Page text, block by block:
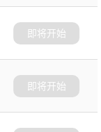
即将开始
即将开始